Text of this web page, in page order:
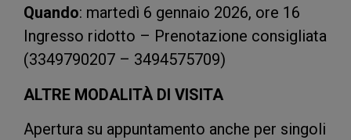
Quando: martedì 6 gennaio 2026, ore 16
Ingresso ridotto – Prenotazione consigliata
(3349790207 – 3494575709)
ALTRE MODALITÀ DI VISITA
Apertura su appuntamento anche per singoli